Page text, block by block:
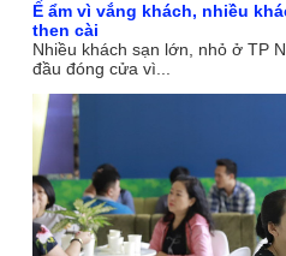
Ế ẩm vì vắng khách, nhiều
then cài
Nhiều khách sạn lớn, nhỏ ở TP
đầu đóng cửa vì...